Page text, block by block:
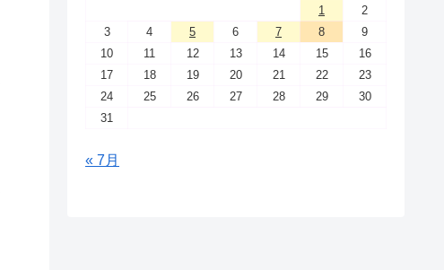
1
2
3
4 5 6 7 8
9
10
11 12 13 14 15
16
17
18 19 20 21 22
23
24
25 26 27 28 29
30
31
« 7月